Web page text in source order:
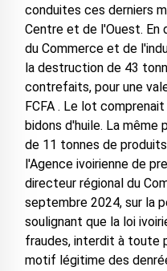
conduites ces derniers
Centre et de l'Ouest. En
du Commerce et de
la destruction de 43
contrefaits, pour une
FCFA . Le lot
bidons d'huile. La même
de 11 tonnes de
l'Agence ivoirienne de
directeur régional du
septembre 2024, sur la
soulignant que la loi
fraudes, interdit à toute
motif légitime des